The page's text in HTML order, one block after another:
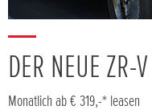
DER NEUE ZR-
Monatlich ab € 319,-* leasen